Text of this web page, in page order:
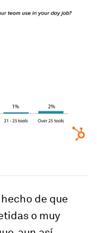
de que
o muy